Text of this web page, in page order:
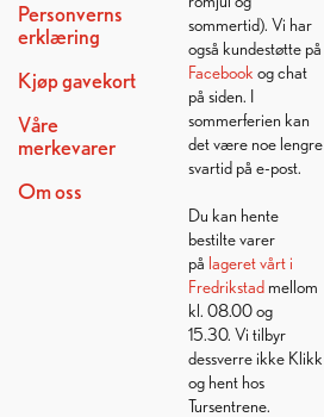
Personverns
erklæring
Kjøp gavekort
Våre
merkevarer
Om oss
sommertid). Vi har
også kundestøtte på
Facebook og chat
på siden. I
sommerferien kan
det være noe lengre
svartid på e-post.
Du kan hente
bestilte varer
på lageret vårt i
Fredrikstadmellom
kl. 08.00 og
15.30. Vi tilbyr
dessverre ikke Klikk
og hent hos
Tursentrene.